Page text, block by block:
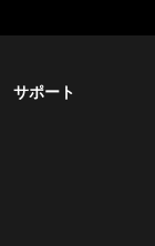
サポート